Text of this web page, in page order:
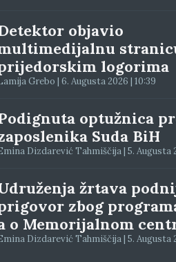
objavio
logorima
Grebo | 6. Augusta 2026 | 10:39
optužnica
Suda BiH
Dizdarević Tahmiščija | 5. Augusta
žrtava
zbog
o Memorijalnom
Dizdarević Tahmiščija | 5. Augusta